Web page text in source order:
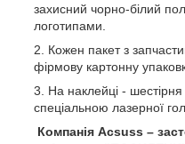
захисний чорно-білий
логотипами.
Кожен пакет з
фірмову картонну
На наклейці - шестірня
спеціальною лазерної
Компанія Acsuss –